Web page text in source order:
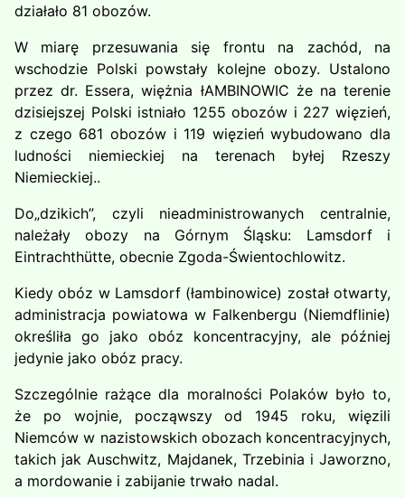
działało 81 obozów.
W miarę przesuwania się frontu na zachód, na
wschodzie Polski powstały kolejne obozy. Ustalono
przez dr. Essera, więżnia łAMBINOWIC że na terenie
dzisiejszej Polski istniało 1255 obozów i 227 więzień,
z czego 681 obozów i 119 więzień wybudowano dla
ludności niemieckiej na terenach byłej Rzeszy
Niemieckiej..
Do„dzikich”, czyli nieadministrowanych centralnie,
należały obozy na Górnym Śląsku: Lamsdorf i
Eintrachthütte, obecnie Zgoda-Świentochlowitz.
Kiedy obóz w Lamsdorf (łambinowice) został otwarty,
administracja powiatowa w Falkenbergu (Niemdflinie)
określiła go jako obóz koncentracyjny, ale później
jedynie jako obóz pracy.
Szczególnie rażące dla moralności Polaków było to,
że po wojnie, począwszy od 1945 roku, więzili
Niemców w nazistowskich obozach koncentracyjnych,
takich jak Auschwitz, Majdanek, Trzebinia i Jaworzno,
a mordowanie i zabijanie trwało nadal.